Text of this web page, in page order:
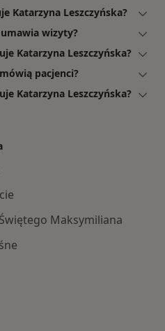
Katarzyna Leszczyńska?
umawia wizyty?
Katarzyna Leszczyńska?
pacjenci?
Katarzyna Leszczyńska?
Maksymiliana